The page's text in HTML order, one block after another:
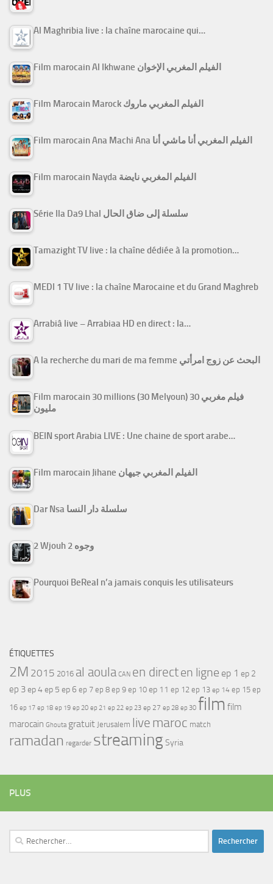
Al Maghribia live : la chaîne marocaine qui…
Film marocain Al Ikhwane الفيلم المغربي الإخوان
Film Marocain Marock الفيلم المغربي ماروك
Film marocain Ana Machi Ana الفيلم المغربي أنا ماشي أنا
Film marocain Nayda الفيلم المغربي نايضة
Série Ila Da9 Lhal سلسلة إلى ضاق الحال
Tamazight TV live : la chaîne dédiée à la promotion…
MEDI 1 TV live : la chaîne Marocaine et du Grand Maghreb
Arrabiâ live – Arrabiaa HD en direct : la…
A la recherche du mari de ma femme البحث عن زوج امرأتي
Film marocain 30 millions (30 Melyoun) فيلم مغربي 30
مليون
BEIN sport Arabia LIVE : Une chaine de sport arabe…
Film marocain Jihane الفيلم المغربي جيهان
Dar Nsa سلسلة دار النسا
2 Wjouh 2 وجوه
Pourquoi BeReal n’a jamais conquis les utilisateurs
ÉTIQUETTES
2M 2015 2016 al aoula CAN en directen ligne ep 1 ep 2
ep 3ep 4ep 5 ep 6 ep 7 ep 8 ep 9 ep 10 ep 11 ep 12 ep 13 ep 14 ep 15 ep
16 ep 17 ep 18 ep 19 ep 20 ep 21 ep 22 ep 23 ep 27 ep 28 ep 30 film film
marocain Ghouta gratuit Jerusalem live maroc match
ramadan regarder streamingSyria
PLUS
Rechercher :